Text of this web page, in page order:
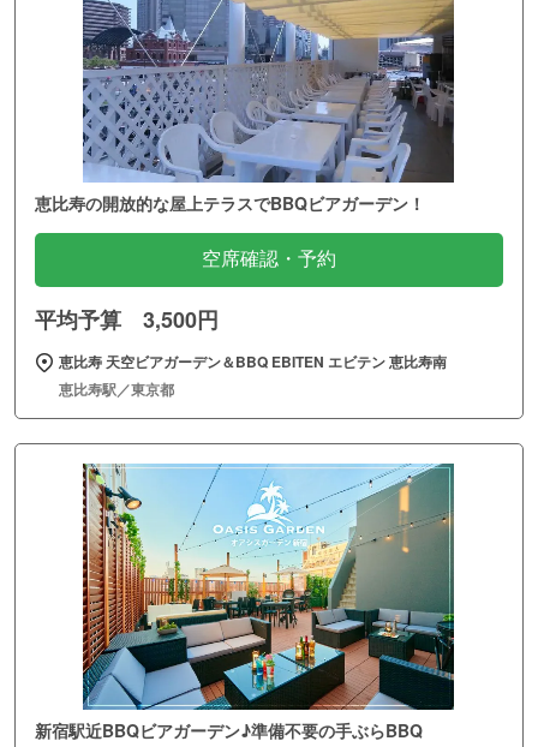
恵比寿の開放的な屋上テラスでBBQビアガーデン！
空席確認・予約
平均予算 3,500円
恵比寿 天空ビアガーデン＆BBQ EBITEN エビテン 恵比寿南
恵比寿駅／東京都
新宿駅近BBQビアガーデン♪準備不要の手ぶらBBQ